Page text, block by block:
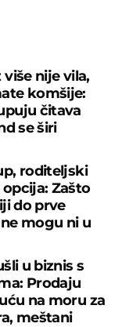
nije vila,
komšije:
čitava
se širi
roditeljski
Zašto
do prve
mogu ni u
u biznis s
Prodaju
na moru za
meštani